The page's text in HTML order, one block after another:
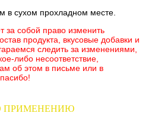
в сухом прохладном месте.
за собой право изменить
продукта, вкусовые добавки и
следить за изменениями,
либо несоответствие,
об этом в письме или в
ПРИМЕНЕНИЮ